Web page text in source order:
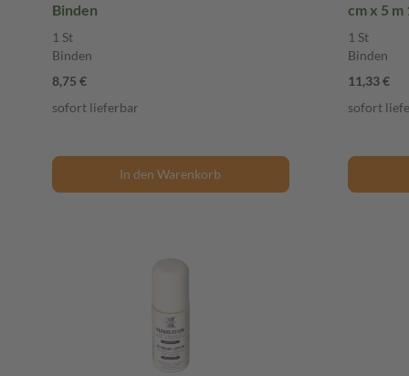
Binden
1 St
Binden
8,75 €
sofort lieferbar
In den Warenkorb
cm x 5 m
1 St
Binden
11,33 €
sofort